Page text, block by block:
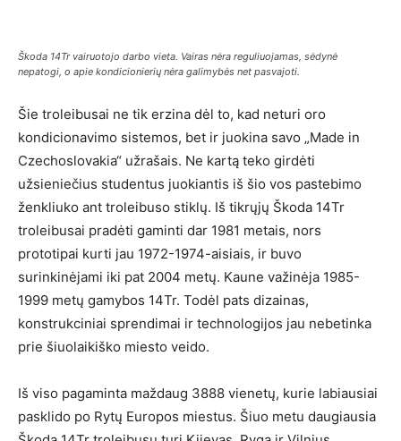
Škoda 14Tr vairuotojo darbo vieta. Vairas nėra reguliuojamas, sėdynė
nepatogi, o apie kondicionierių nėra galimybės net pasvajoti.
Šie troleibusai ne tik erzina dėl to, kad neturi oro
kondicionavimo sistemos, bet ir juokina savo „Made in
Czechoslovakia“ užrašais. Ne kartą teko girdėti
užsieniečius studentus juokiantis iš šio vos pastebimo
ženkliuko ant troleibuso stiklų. Iš tikrųjų Škoda 14Tr
troleibusai pradėti gaminti dar 1981 metais, nors
prototipai kurti jau 1972-1974-aisiais, ir buvo
surinkinėjami iki pat 2004 metų. Kaune važinėja 1985-
1999 metų gamybos 14Tr. Todėl pats dizainas,
konstrukciniai sprendimai ir technologijos jau nebetinka
prie šiuolaikiško miesto veido.
Iš viso pagaminta maždaug 3888 vienetų, kurie labiausiai
pasklido po Rytų Europos miestus. Šiuo metu daugiausia